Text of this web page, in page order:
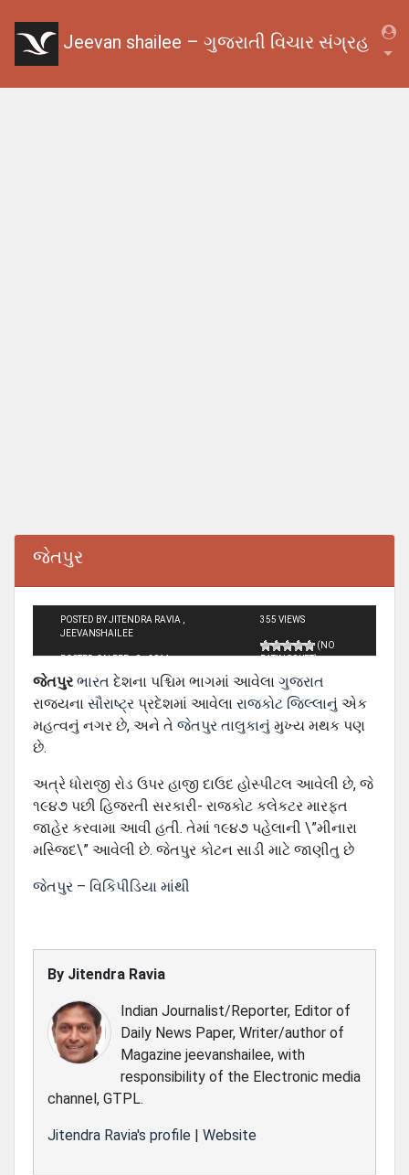
Jeevan shailee – ગુજરાતી વિચાર સંગ્રહ
જેતપુર
POSTED BY JITENDRA RAVIA ,
JEEVANSHAILEE
POSTED ON FEB - 9 - 2014
355 VIEWS
(NO
RATINGS YET)
જેતપુર ભારત દેશના પશ્ચિમ ભાગમાં આવેલા ગુજરાત
રાજ્યના સૌરાષ્ટ્ર પ્રદેશમાં આવેલા રાજકોટ જિલ્લાનું એક
મહત્વનું નગર છે, અને તે જેતપુર તાલુકાનું મુખ્ય મથક પણ
છે.
અત્રે ધોરાજી રોડ ઉપર હાજી દાઉદ હોસ્પીટલ આવેલી છે, જે
૧૯૪૭ પછી હિજરતી સરકારી- રાજકોટ કલેકટર મારફત
જાહેર કરવામા આવી હતી. તેમાં ૧૯૪૭ પહેલાની \”મીનારા
મસ્જિદ\” આવેલી છે. જેતપુર કોટન સાડી માટે જાણીતુ છે
જેતપુર – વિકિપીડિયા માંથી
By Jitendra Ravia
Indian Journalist/Reporter, Editor of
Daily News Paper, Writer/author of
Magazine jeevanshailee, with
responsibility of the Electronic media
channel, GTPL.
Jitendra Ravia's profile | Website